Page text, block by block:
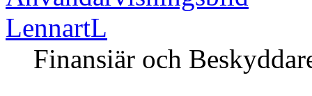
LennartL
Finansiär och